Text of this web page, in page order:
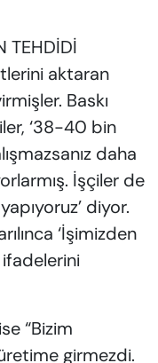
TEHDİDİ
aktaran
Baskı
‘38-40 bin
daha
İşçiler de
diyor.
‘İşimizden
ifadelerini
“Bizim
girmezdi.